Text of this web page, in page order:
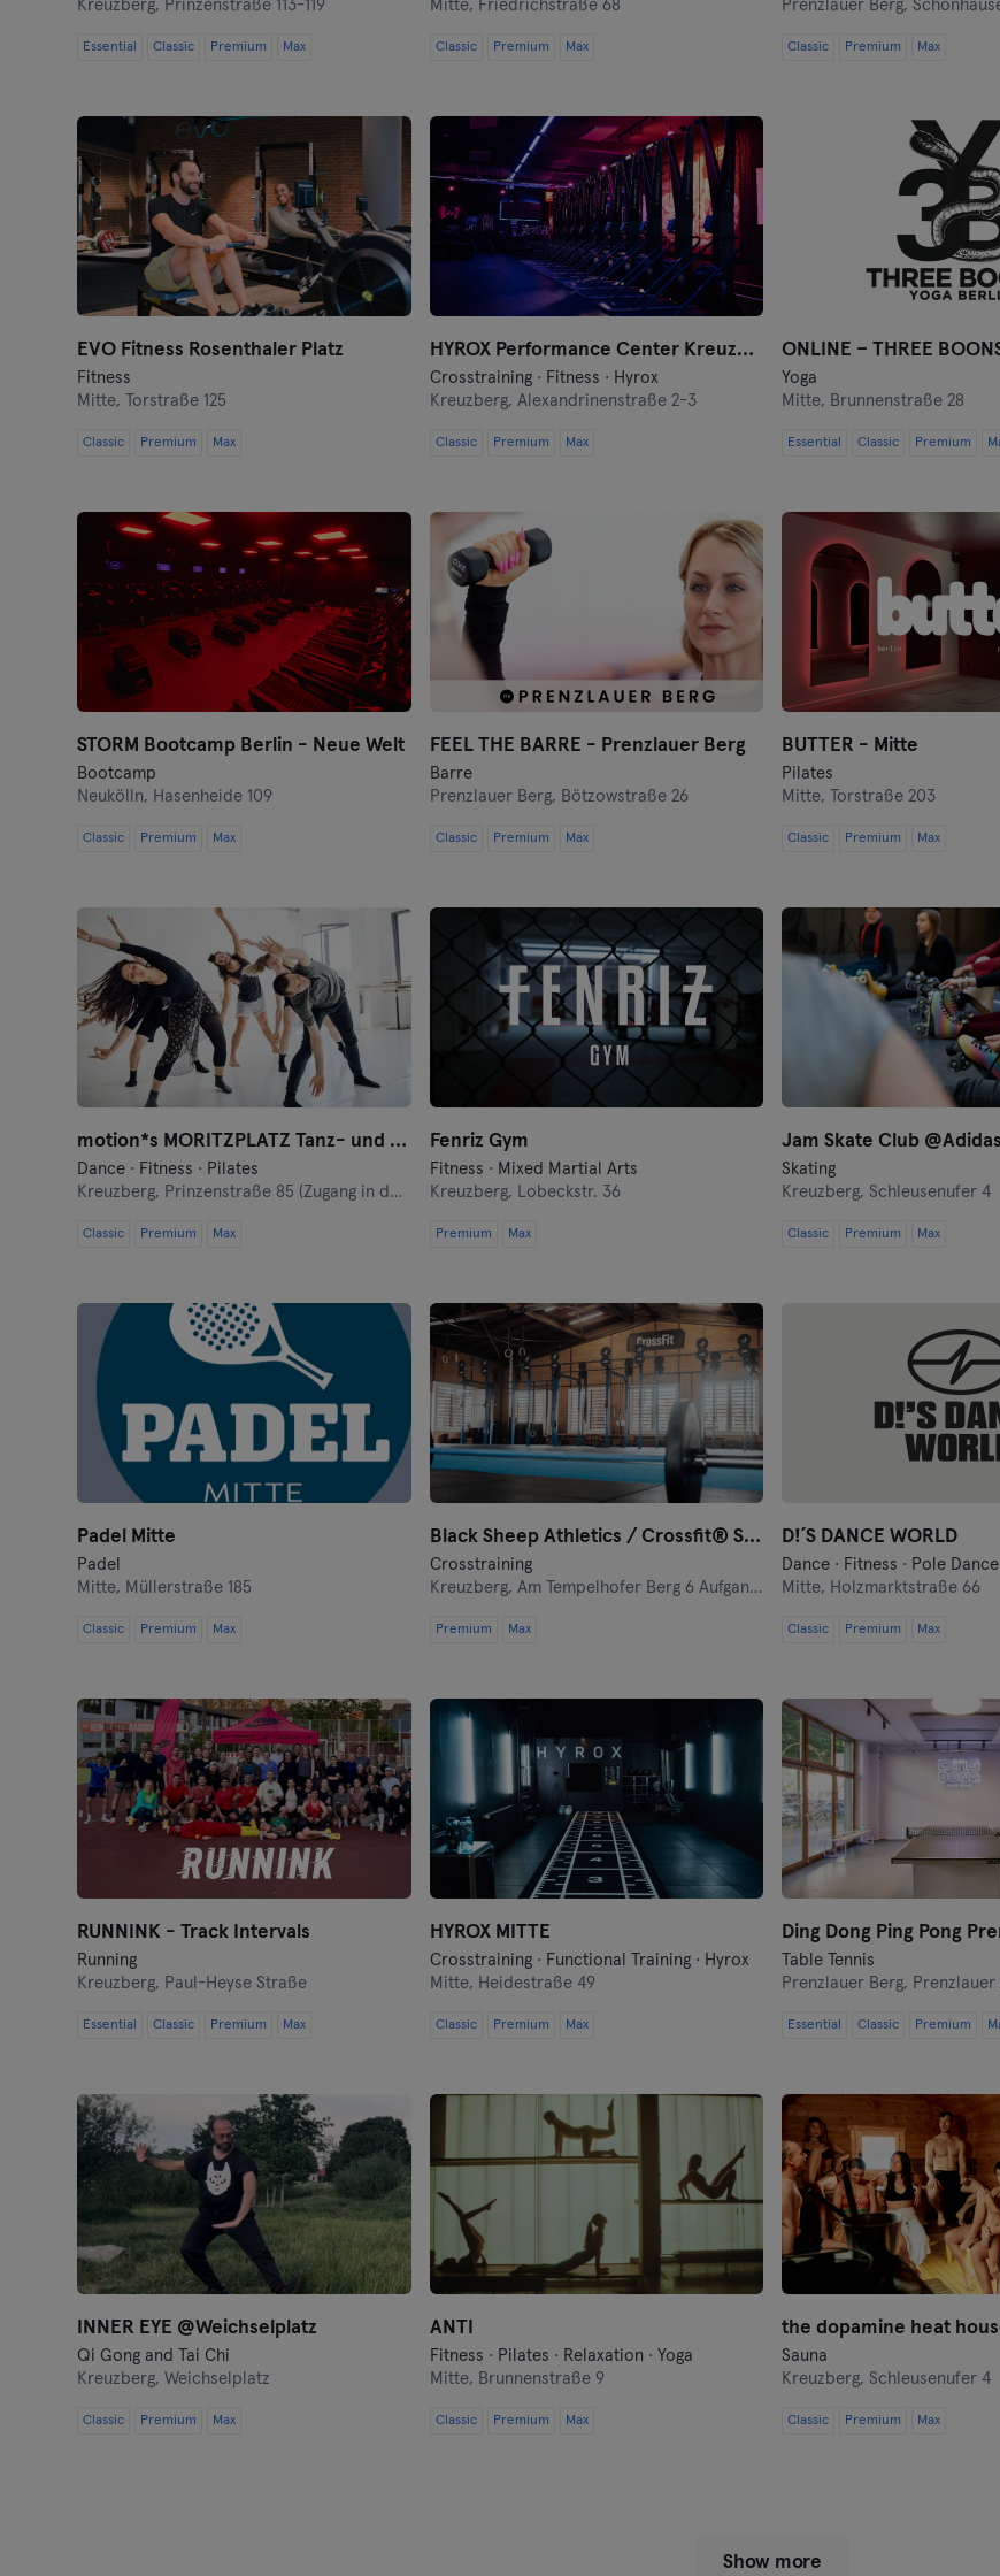
Kreuzberg, Prinzenstraße 113-119
Essential Classic Premium Max
Mitte, Friedrichstraße 68
Classic Premium Max
Prenzlauer Berg,
Classic Premium Max
EVO Fitness Rosenthaler Platz
Fitness
Mitte,
Torstraße 125
Classic Premium Max
HYROX Performance Center Kreuzberg by Kniger
Crosstraining · Fitness · Hyrox
Kreuzberg, Alexandrinenstraße 2-3
Classic Premium Max
Yoga
Mitte, Brunnenstraße 28
Essential Classic Premium
STORM Bootcamp Berlin - Neue Welt
Bootcamp
Neukölln, Hasenheide 109
Classic Premium Max
FEEL THE BARRE - Prenzlauer Berg
Barre
Prenzlauer Berg, Bötzowstraße 26
Classic Premium Max
BUTTER - Mitte
Pilates
Mitte,
Torstraße 203
Classic Premium Max
motion*s MORITZPLATZ Tanz- und Bewegungsstudio
Dance · Fitness · Pilates
Kreuzberg, Prinzenstraße 85 (Zugang in der Oranienstraße 140-142 links neben Denn's Bioladen)
Classic Premium Max
Fenriz Gym
Fitness · Mixed Martial Arts
Kreuzberg, Lobeckstr. 36
Premium Max
Jam Skate Club
Skating
Kreuzberg, Schleusenufer 4
Classic Premium Max
Padel Mitte
Padel
Mitte, Müllerstraße 185
Classic Premium Max
Black Sheep Athletics / Crossfit® Sheep Pack
Crosstraining
Kreuzberg, Am Tempelhofer Berg 6 Aufgang 5
Premium Max
D!´S DANCE WORLD
Dance · Fitness · Pole Dance
Mitte, Holzmarktstraße 66
Classic Premium Max
RUNNINK - Track Intervals
Running
Kreuzberg, Paul-Heyse Straße
Essential Classic Premium Max
HYROX MITTE
Crosstraining · Functional Training · Hyrox
Mitte, Heidestraße 49
Classic Premium Max
Ding Dong Ping Pong
Table Tennis
Prenzlauer Berg, Prenzlauer
Essential Classic Premium
INNER EYE @Weichselplatz
Qi Gong and Tai Chi
Kreuzberg,Weichselplatz
Classic Premium Max
ANTI
Fitness · Pilates · Relaxation · Yoga
Mitte, Brunnenstraße 9
Classic Premium Max
the dopamine heat
Sauna
Kreuzberg, Schleusenufer 4
Classic Premium Max
Show more
Darmstadt
Dortmund
Dresden
Duisburg
Flensburg
Frankfurt
Frankfurt an der Oder
Freiburg
Fulda
Göppingen
Hamburg
Hanau
Hanover
Hof
Karlsruhe
Kassel
Kiel
Kleve
Lubeck
Magdeburg
Mainz
Moenchengladbach
Münster
Nuremberg
Oberhausen
Passau
Ravensburg